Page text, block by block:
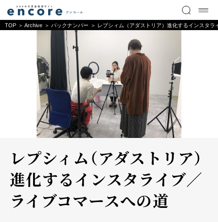
TOP Archive バックナンバー レプシィム（アダストリア）進化するインスタラ
レプシィム（アダストリア）
進化するインスタライブ／
ライブコマースへの道